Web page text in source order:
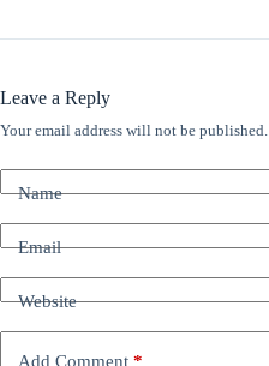
Leave a Reply
Your email address will not be published.
Name
Email
Website
Add Comment *